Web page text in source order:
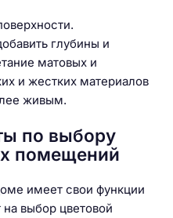
глубины и
матовых и
и жестких материалов
живым.
по выбору
помещений
имеет свои функции
выбор цветовой